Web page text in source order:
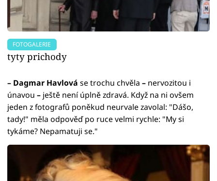
FOTOGALERIE
tyty prichody
– Dagmar Havlová se trochu chvěla – nervozitou i
únavou – ještě není úplně zdravá. Když na ni ovšem
jeden z fotografů poněkud neurvale zavolal: "Dášo,
tady!" měla odpověď po ruce velmi rychle: "My si
tykáme? Nepamatuji se."